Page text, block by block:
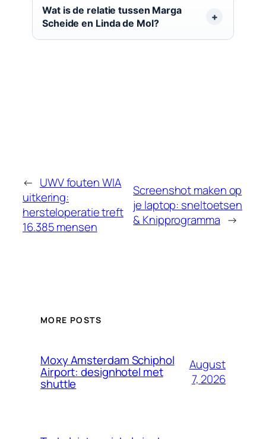
Wat is de relatie tussen Marga
Scheide en Linda de Mol?
← UWV fouten WIA
uitkering:
hersteloperatie treft
16.385 mensen
Screenshot maken op
je laptop: sneltoetsen
& Knipprogramma →
MORE POSTS
Moxy Amsterdam Schiphol
Airport: designhotel met
shuttle
August
7, 2026